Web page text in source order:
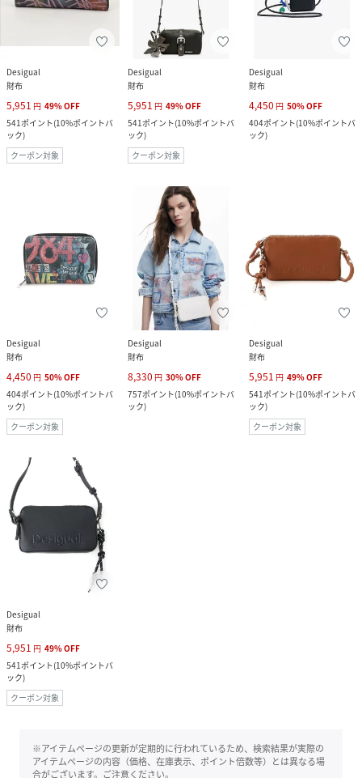
Desigual
財布
5,951 円 49%OFF
541ポイント(10%ポイントバ
ック)
クーポン対象
Desigual
財布
5,951 円 49%OFF
541ポイント(10%ポイントバ
ック)
クーポン対象
Desigual
財布
4,450 円 50%OFF
404ポイント(10%ポイントバ
ック)
Desigual
財布
4,450 円 50%OFF
404ポイント(10%ポイントバ
ック)
クーポン対象
Desigual
財布
8,330 円 30%OFF
757ポイント(10%ポイントバ
ック)
Desigual
財布
5,951 円 49%OFF
541ポイント(10%ポイントバ
ック)
クーポン対象
Desigual
財布
5,951 円 49%OFF
541ポイント(10%ポイントバ
ック)
クーポン対象
※アイテムページの更新が定期的に行われているため、検索結果が実際の
アイテムページの内容（価格、在庫表示、ポイント倍数等）とは異なる場
合がございます。ご注意ください。